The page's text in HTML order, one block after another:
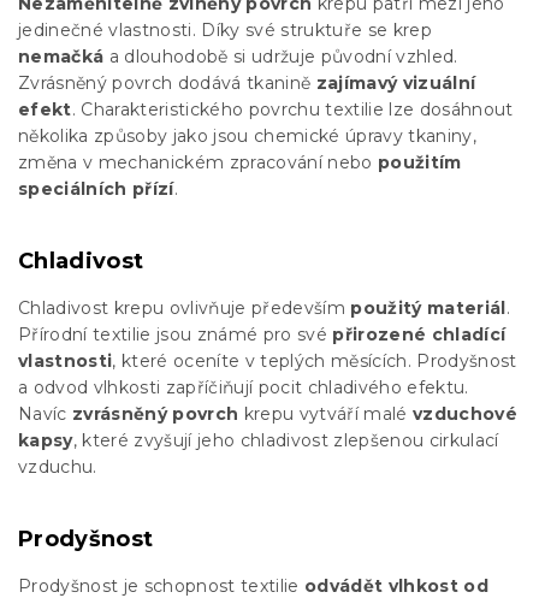
jedinečné vlastnosti. Díky své struktuře se krep
nemačká a dlouhodobě si udržuje původní vzhled.
Zvrásněný povrch dodává tkanině zajímavý vizuální
efekt. Charakteristického povrchu textilie lze dosáhnout
několika způsoby jako jsou chemické úpravy tkaniny,
změna v mechanickém zpracování nebo použitím
speciálních přízí.
Chladivost
Chladivost krepu ovlivňuje především použitý materiál.
Přírodní textilie jsou známé pro své přirozené chladící
vlastnosti, které oceníte v teplých měsících. Prodyšnost
a odvod vlhkosti zapříčiňují pocit chladivého efektu.
Navíc zvrásněný povrch krepu vytváří malévzduchové
kapsy, které zvyšují jeho chladivost zlepšenou cirkulací
vzduchu.
Prodyšnost
Prodyšnost je schopnost textilie odvádět vlhkost od